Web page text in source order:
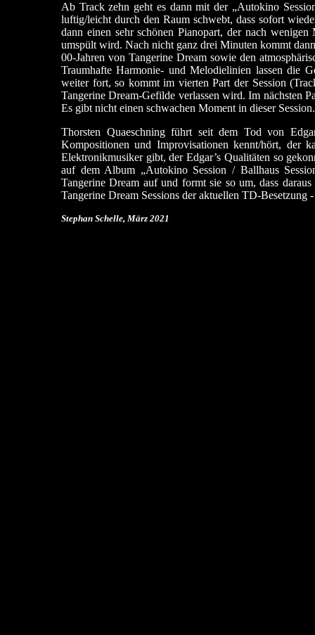
Ab Track zehn geht es dann mit der „Autokino
luftig/leicht durch den Raum schwebt, dass sofort
dann einen sehr schönen Pianopart, der nach
umspült wird. Nach nicht ganz drei Minuten kommt
00-Jahren von Tangerine Dream sowie den
Traumhafte Harmonie- und Melodielinien lassen die
weiter fort, so kommt im vierten Part der Session
Tangerine Dream-Gefilde verlassen wird. Im nächsten
Es gibt nicht einen schwachen Moment in dieser Session.
Thorsten Quaeschning führt seit dem Tod von
Kompositionen und Improvisationen kennt/hört, der
Elektronikmusiker gibt, der Edgar’s Qualitäten so
auf dem Album „Autokino Session / Ballhaus
Tangerine Dream auf und formt sie so um, dass
Tangerine Dream Sessions der aktuellen TD-
Stephan Schelle, März 2021